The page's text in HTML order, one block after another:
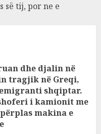
së tij, por ne e
dhe djalin në
tragjik në Greqi,
shqiptar.
i kamionit me
makina e